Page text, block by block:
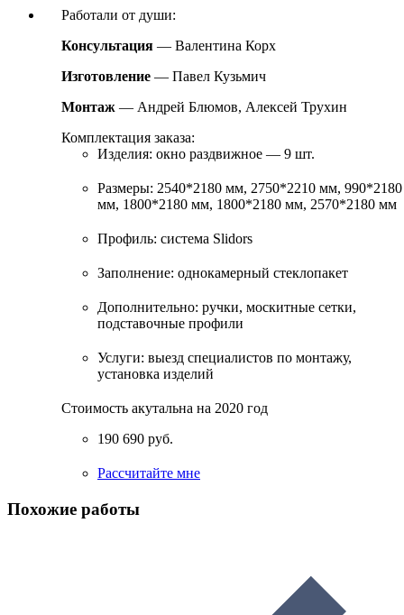
Работали от души:
Консультация — Валентина Корх
Изготовление — Павел Кузьмич
Монтаж — Андрей Блюмов, Алексей Трухин
Комплектация заказа:
Изделия: окно раздвижное — 9 шт.
Размеры: 2540*2180 мм, 2750*2210 мм, 990*2180
мм, 1800*2180 мм, 1800*2180 мм, 2570*2180 мм
Профиль: система Slidors
Заполнение: однокамерный стеклопакет
Дополнительно: ручки, москитные сетки,
подставочные профили
Услуги: выезд специалистов по монтажу,
установка изделий
Стоимость акутальна на 2020 год
190 690 руб.
Рассчитайте мне
Похожие работы